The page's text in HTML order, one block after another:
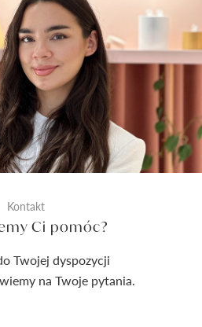
Kontakt
Ci pomóc?
Twojej dyspozycji
na Twoje pytania.